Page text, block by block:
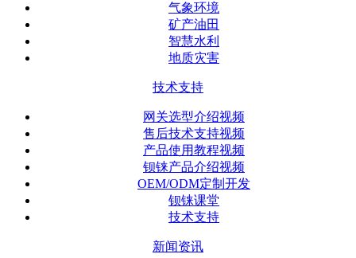
气象环境
矿产油田
智慧水利
地质灾害
技术支持
网关选型介绍视频
售后技术支持视频
产品使用教程视频
钡铼产品介绍视频
OEM/ODM定制开发
钡铼课堂
技术支持
新闻资讯